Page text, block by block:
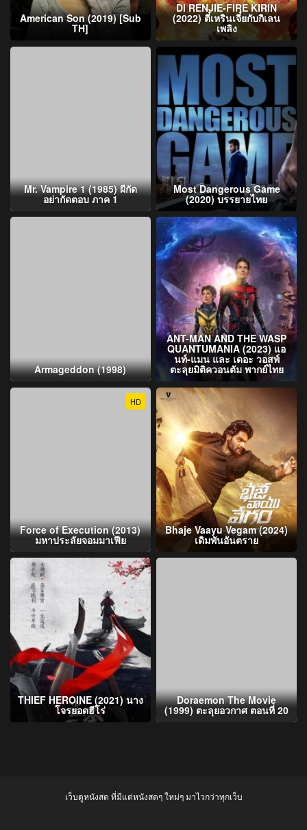
American Son (2019) [Sub
TH]
DI RENJIE-FIRE KIRIN
(2022) ตี๋เหรินเจี๋ยกับกิเลน
เพลิง
Mr. Vampire 1 (1985) ผีกัด
อย่ากัดตอบ ภาค 1
Most Dangerous Game
(2020) บรรยายไทย
Armageddon (1998)
ANT-MAN AND THE WASP
QUANTUMANIA (2023) แอ
นท์‑แมน และ เดอะ วอสพ์
ตะลุยมิติควอนตัม พากย์ไทย
HD
Force of Execution (2013)
มหาประลัยจอมมาเฟีย
Bhaje Vaayu Vegam (2024)
เดิมพันอันตราย
THIEF HEROINE (2021) นาง
โจรยอดฮีโร่
Doraemon The Movie
(1999) ตะลุยอวกาศ ตอนที่ 20
เว็บดูหนังสด ที่มีแต่หนังสดๆ ใหม่ๆ มาไวกว่าทุกเว็บ